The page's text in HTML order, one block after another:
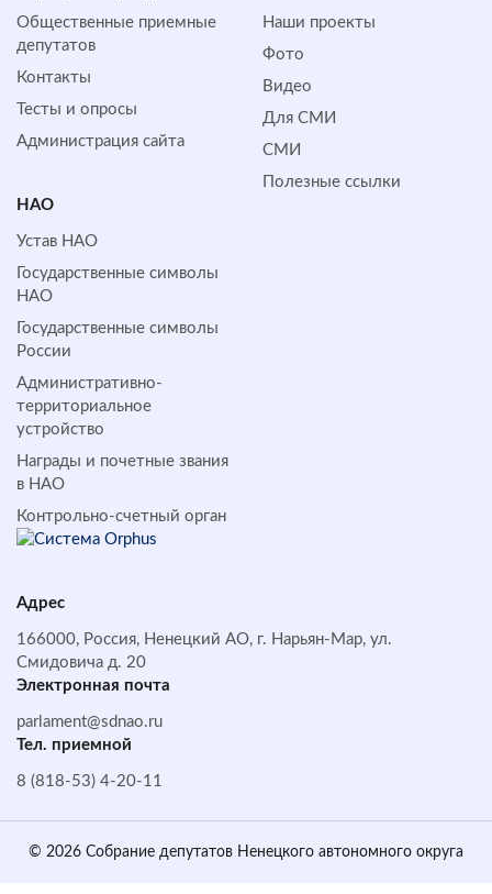
Общественные приемные
депутатов
Контакты
Тесты и опросы
Администрация сайта
Наши проекты
Фото
Видео
Для СМИ
СМИ
Полезные ссылки
НАО
Устав НАО
Государственные символы
НАО
Государственные символы
России
Административно-
территориальное
устройство
Награды и почетные звания
в НАО
Контрольно-счетный орган
Адрес
166000, Россия, Ненецкий АО, г. Нарьян-Мар, ул.
Смидовича д. 20
Электронная почта
parlament@sdnao.ru
Тел. приемной
8 (818-53) 4-20-11
© 2026 Собрание депутатов Ненецкого автономного округа